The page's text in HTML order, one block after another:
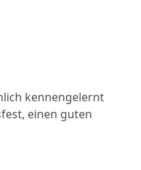
kennengelernt
einen guten